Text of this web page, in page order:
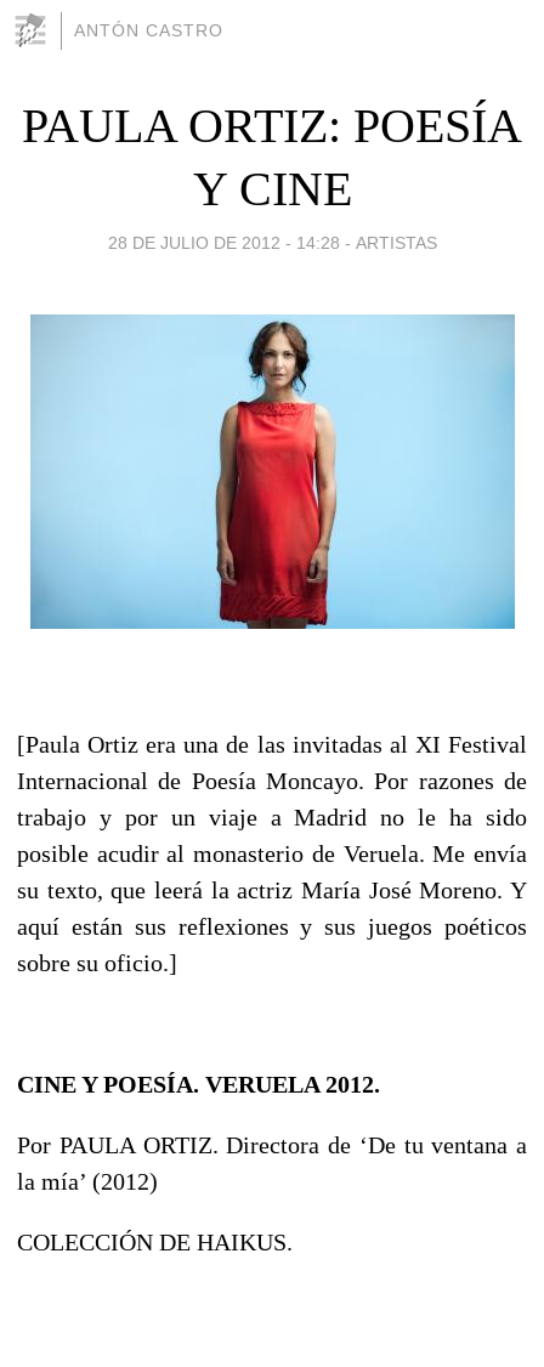
ANTÓN CASTRO
PAULA ORTIZ: POESÍA
Y CINE
28 DE JULIO DE 2012 - 14:28 - ARTISTAS
[Paula Ortiz era una de las invitadas al XI Festival
Internacional de Poesía Moncayo. Por razones de
trabajo y por un viaje a Madrid no le ha sido
posible acudir al monasterio de Veruela. Me envía
su texto, que leerá la actriz María José Moreno. Y
aquí están sus reflexiones y sus juegos poéticos
sobre su oficio.]
CINE Y POESÍA. VERUELA 2012.
Por PAULA ORTIZ. Directora de ‘De tu ventana a
la mía’ (2012)
COLECCIÓN DE HAIKUS.